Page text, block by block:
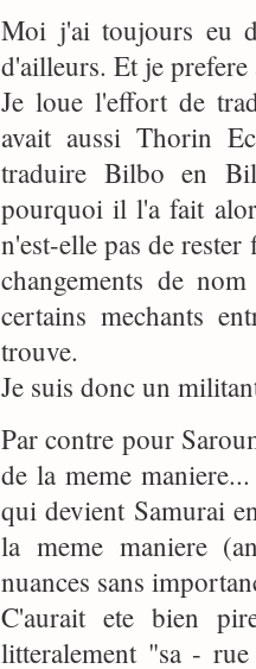
Moi j'ai toujours eu
d'ailleurs. Et je
Je loue l'effort de
avait aussi Thorin
traduire Bilbo en
pourquoi il l'a fait
n'est-elle pas de
changements de
certains mechants
trouve.
Je suis donc un
Par contre pour
de la meme
qui devient Samurai
la meme maniere
nuances sans
C'aurait ete bien
litteralement "sa -